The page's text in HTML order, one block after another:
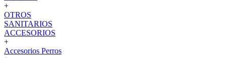
+
OTROS
SANITARIOS
ACCESORIOS
+
Accesorios Perros